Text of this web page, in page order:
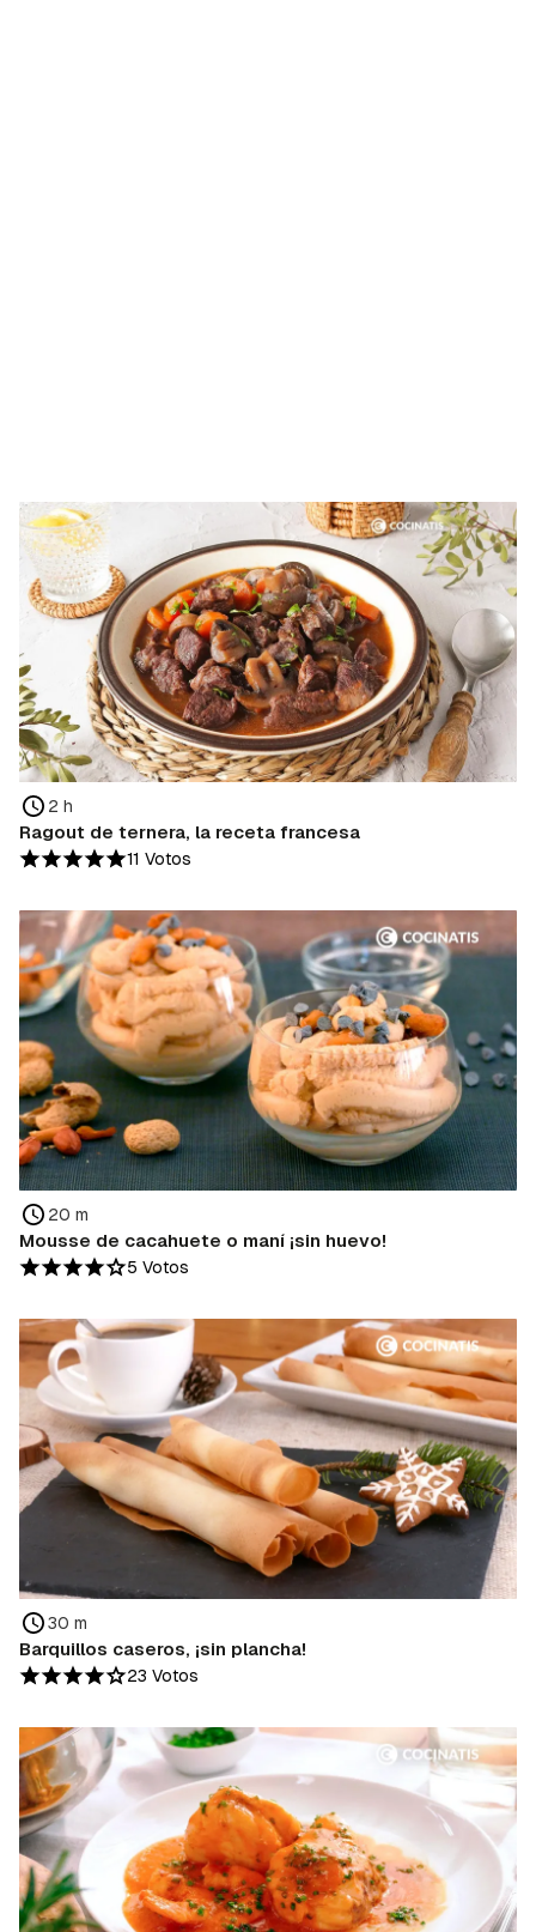
2 h
Ragout de ternera, la receta francesa
11 Votos
20 m
Mousse de cacahuete o maní ¡sin huevo!
5 Votos
30 m
Barquillos caseros, ¡sin plancha!
23 Votos